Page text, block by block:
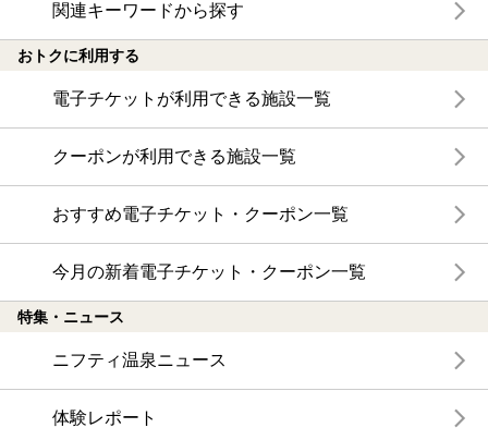
関連キーワードから探す
おトクに利用する
電子チケットが利用できる施設一覧
クーポンが利用できる施設一覧
おすすめ電子チケット・クーポン一覧
今月の新着電子チケット・クーポン一覧
特集・ニュース
ニフティ温泉ニュース
体験レポート